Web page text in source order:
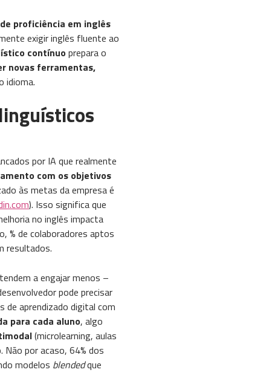
proficiência em inglês
exigir inglês fluente ao
contínuoprepara o
novas ferramentas,
idioma.
por IA que realmente
com os objetivos
às metas da empresa é
). Isso significa que
no inglês impacta
% de colaboradores aptos
resultados.
a engajar menos –
pode precisar
de aprendizado digital com
para cada aluno, algo
(microlearning, aulas
por acaso, 64% dos
modelos blendedque